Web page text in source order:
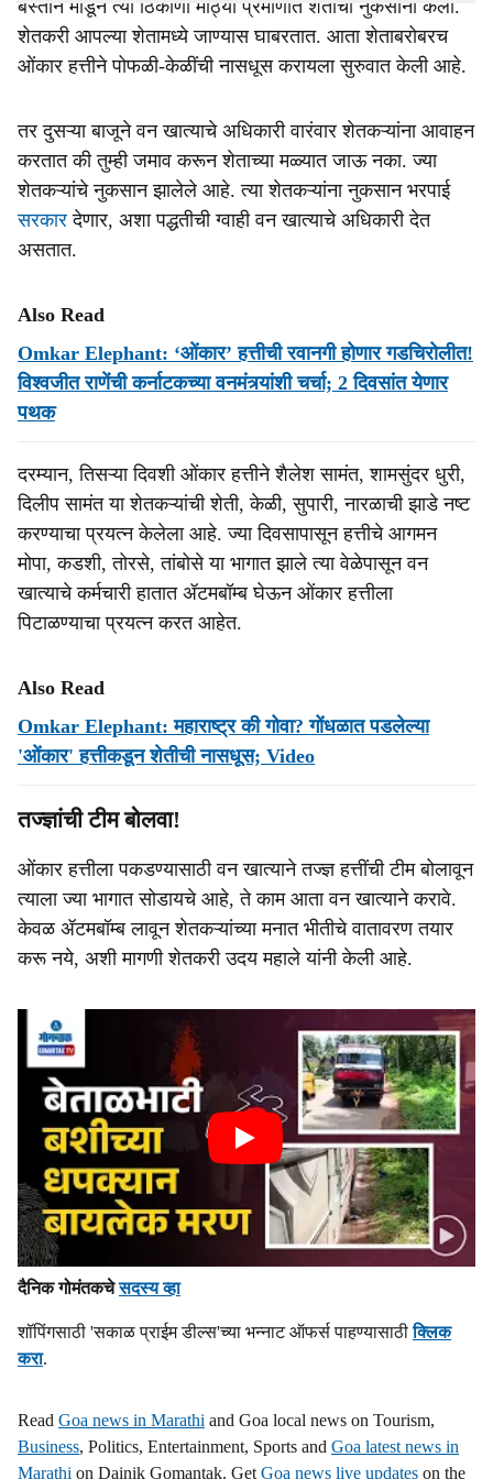
बस्तान मांडून त्या ठिकाणी मोठ्या प्रमाणात शेतीची नुकसानी केली.
शेतकरी आपल्या शेतामध्ये जाण्यास घाबरतात. आता शेताबरोबरच
ओंकार हत्तीने पोफळी-केळींची नासधूस करायला सुरुवात केली आहे.
तर दुसऱ्या बाजूने वन खात्याचे अधिकारी वारंवार शेतकऱ्यांना आवाहन
करतात की तुम्ही जमाव करून शेताच्या मळ्यात जाऊ नका. ज्या
शेतकऱ्यांचे नुकसान झालेले आहे. त्या शेतकऱ्यांना नुकसान भरपाई
सरकारदेणार, अशा पद्धतीची ग्वाही वन खात्याचे अधिकारी देत
असतात.
Also Read
Omkar Elephant: ‘ओंकार’ हत्तीची रवानगी होणार गडचिरोलीत!
विश्वजीत राणेंची कर्नाटकच्या वनमंत्र्यांशी चर्चा; 2 दिवसांत येणार
पथक
दरम्यान, तिसऱ्या दिवशी ओंकार हत्तीने शैलेश सामंत, शामसुंदर धुरी,
दिलीप सामंत या शेतकऱ्यांची शेती, केळी, सुपारी, नारळाची झाडे नष्ट
करण्याचा प्रयत्न केलेला आहे. ज्या दिवसापासून हत्तीचे आगमन
मोपा, कडशी, तोरसे, तांबोसे या भागात झाले त्या वेळेपासून वन
खात्याचे कर्मचारी हातात ॲटमबॉम्ब घेऊन ओंकार हत्तीला
पिटाळण्याचा प्रयत्न करत आहेत.
Also Read
Omkar Elephant: महाराष्ट्र की गोवा? गोंधळात पडलेल्या
'ओंकार' हत्तीकडून शेतीची नासधूस; Video
तज्ज्ञांची टीम बोलवा!
ओंकार हत्तीला पकडण्यासाठी वन खात्याने तज्ज्ञ हत्तींची टीम बोलावून
त्याला ज्या भागात सोडायचे आहे, ते काम आता वन खात्याने करावे.
केवळ ॲटमबॉम्ब लावून शेतकऱ्यांच्या मनात भीतीचे वातावरण तयार
करू नये, अशी मागणी शेतकरी उदय महाले यांनी केली आहे.
दैनिक गोमंतकचेसदस्य व्हा
शॉपिंगसाठी 'सकाळ प्राईम डील्स'च्या भन्नाट ऑफर्स पाहण्यासाठीक्लिक
करा.
Read Goa news in Marathi and Goa local news on Tourism,
Business, Politics, Entertainment, Sports and Goa latest news in
Marathi on Dainik Gomantak. Get Goa news live updates on the